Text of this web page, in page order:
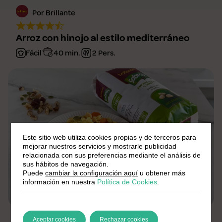
Por Brillante
Arroz con hinojo al estilo mediterráneo
Fácil 40 min. 2 Pers.
Este sitio web utiliza cookies propias y de terceros para
mejorar nuestros servicios y mostrarle publicidad
relacionada con sus preferencias mediante el análisis de
sus hábitos de navegación.
Puedecambiar la configuración aquí u obtener más
información en nuestra Política de Cookies
Aceptar cookies Rechazar cookies